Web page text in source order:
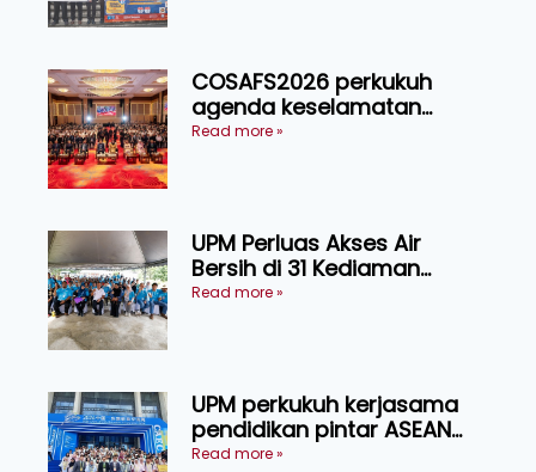
COSAFS2026 perkukuh
agenda keselamatan
makanan, AgriHub pacu
Read more »
UPM Perluas Akses Air
Bersih di 31 Kediaman
Orang Asli Tasik Chini
Read more »
UPM perkukuh kerjasama
pendidikan pintar ASEAN
menerusi lawatan rasmi ke
Read more »